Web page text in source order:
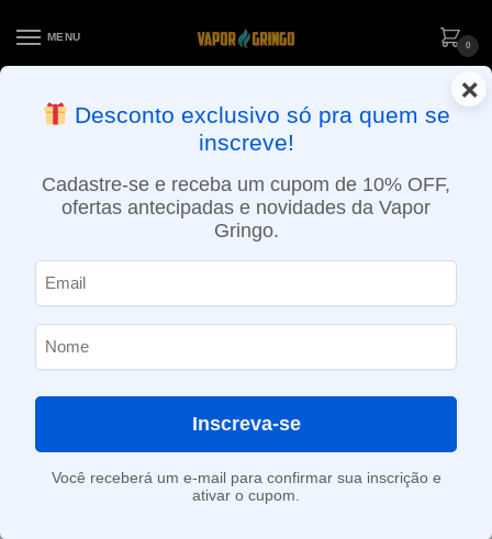
MENU
0
ENTREGA NO MESMO DIA EM SÃO PAULO (SEG A SEX): PEDIDOS
APROVADOS ATÉ 15:30 VIA MOTOBOY
×
Desconto exclusivo só pra quem se
inscreve!
Cadastre-se e receba um cupom de 10% OFF,
ofertas antecipadas e novidades da Vapor
Gringo.
Inscreva-se
Você receberá um e-mail para confirmar sua inscrição e
ativar o cupom.